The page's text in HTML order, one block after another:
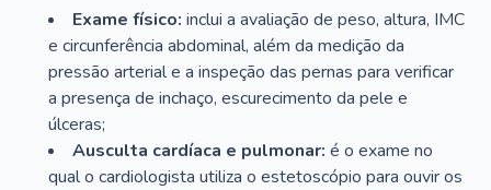
Exame físico: inclui a avaliação de peso, altura, IMC
e circunferência abdominal, além da medição da
pressão arterial e a inspeção das pernas para verificar
a presença de inchaço, escurecimento da pele e
úlceras;
Ausculta cardíaca e pulmonar: é o exame no
qual o cardiologista utiliza o estetoscópio para ouvir os